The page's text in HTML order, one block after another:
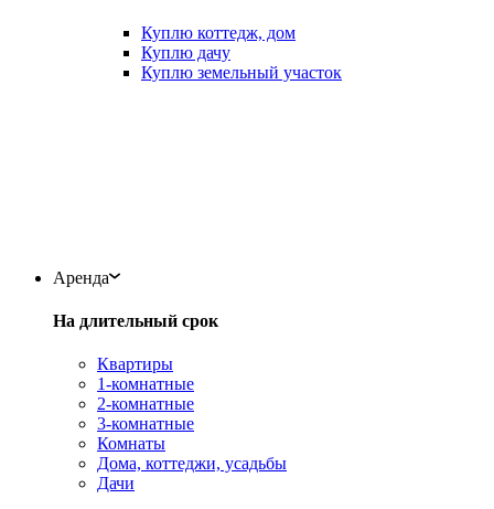
Куплю коттедж, дом
Куплю дачу
Куплю земельный участок
Аренда
На длительный срок
Квартиры
1-комнатные
2-комнатные
3-комнатные
Комнаты
Дома, коттеджи, усадьбы
Дачи